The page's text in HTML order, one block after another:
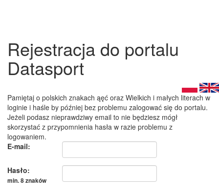
Rejestracja do portalu
Datasport
Pamiętaj o polskich znakach ąęć oraz Wielkich i małych literach w
loginie i haśle by później bez problemu zalogować się do portalu.
Jeżeli podasz nieprawdziwy email to nie będziesz mógł
skorzystać z przypomnienia hasła w razie problemu z
logowaniem.
E-mail:
Hasło:
min. 8 znaków